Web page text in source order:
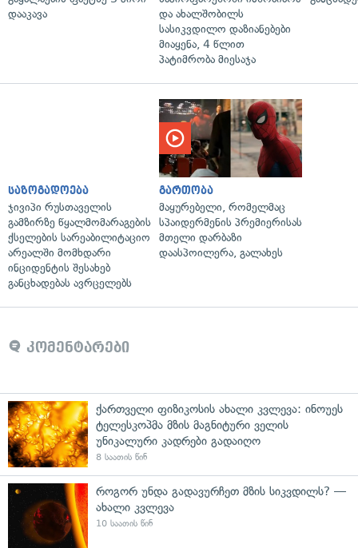
დააკავა
და ახალშობილს
სასიკვდილო დაზიანებები
მიაყენა, 4 წლით
პატიმრობა მიესაჯა
საზოგადოება
ჯივიპი რუსთაველის
გამზირზე წყალმომარაგების
ქსელების სარეაბილიტაციო
არეალში მომხდარი
ინციდენტის შესახებ
განცხადებას ავრცელებს
გართობა
მაყურებელი, რომელმაც
სპაიდერმენის პრემიერისას
მთელი დარბაზი
დაასპოილერა, გალახეს
კომენტარები
ქართველი ფიზიკოსის ახალი კვლევა: ინოუეს
ტელესკოპმა მზის მაგნიტური ველის
უნიკალური კადრები გადაიღო
8 საათის წინ
როგორ უნდა გადავურჩეთ მზის სიკვდილს? —
ახალი კვლევა
10 საათის წინ